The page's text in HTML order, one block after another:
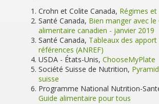
Crohn et Colite Canada, Régimes
Santé Canada, Bien manger avec le
alimentaire canadien - janvier 2019
Santé Canada, Tableaux des
références (ANREF)
USDA - États-Unis, ChooseMyPlate
Société Suisse de Nutrition,
suisse
Programme National Nutrition-
Guide alimentaire pour tous